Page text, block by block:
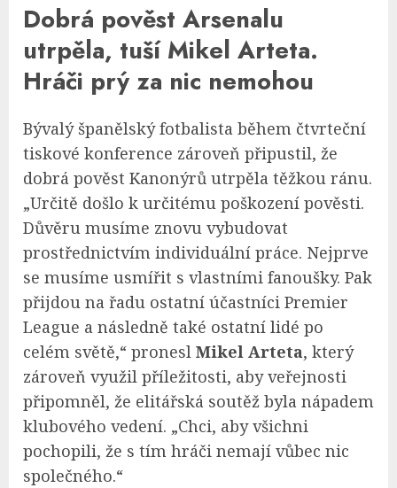
Dobrá pověst Arsenalu
utrpěla, tuší Mikel Arteta.
Hráči prý za nic nemohou
Bývalý španělský fotbalista během čtvrteční
tiskové konference zároveň připustil, že
dobrá pověst Kanonýrů utrpěla těžkou ránu.
„Určitě došlo k určitému poškození pověsti.
Důvěru musíme znovu vybudovat
prostřednictvím individuální práce. Nejprve
se musíme usmířit s vlastními fanoušky. Pak
přijdou na řadu ostatní účastníci Premier
League a následně také ostatní lidé po
celém světě,“ pronesl Mikel Arteta, který
zároveň využil příležitosti, aby veřejnosti
připomněl, že elitářská soutěž byla nápadem
klubového vedení. „Chci, aby všichni
pochopili, že s tím hráči nemají vůbec nic
společného.“